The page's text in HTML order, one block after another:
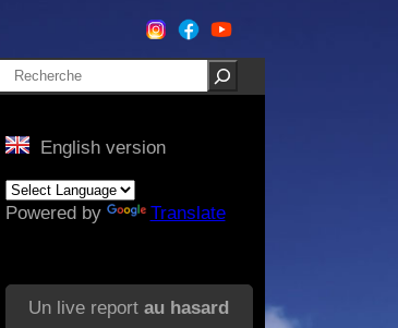
Rechercher
English version
Powered by Translate
Un live report au hasard